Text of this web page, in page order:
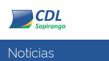
Notícias